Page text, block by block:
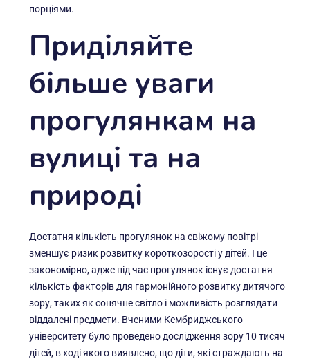
порціями.
Приділяйте
більше уваги
прогулянкам на
вулиці та на
природі
Достатня кількість прогулянок на свіжому повітрі
зменшує ризик розвитку короткозорості у дітей. І це
закономірно, адже під час прогулянок існує достатня
кількість факторів для гармонійного розвитку дитячого
зору, таких як сонячне світло і можливість розглядати
віддалені предмети. Вченими Кембриджського
університету було проведено дослідження зору 10 тисяч
дітей, в ході якого виявлено, що діти, які страждають на